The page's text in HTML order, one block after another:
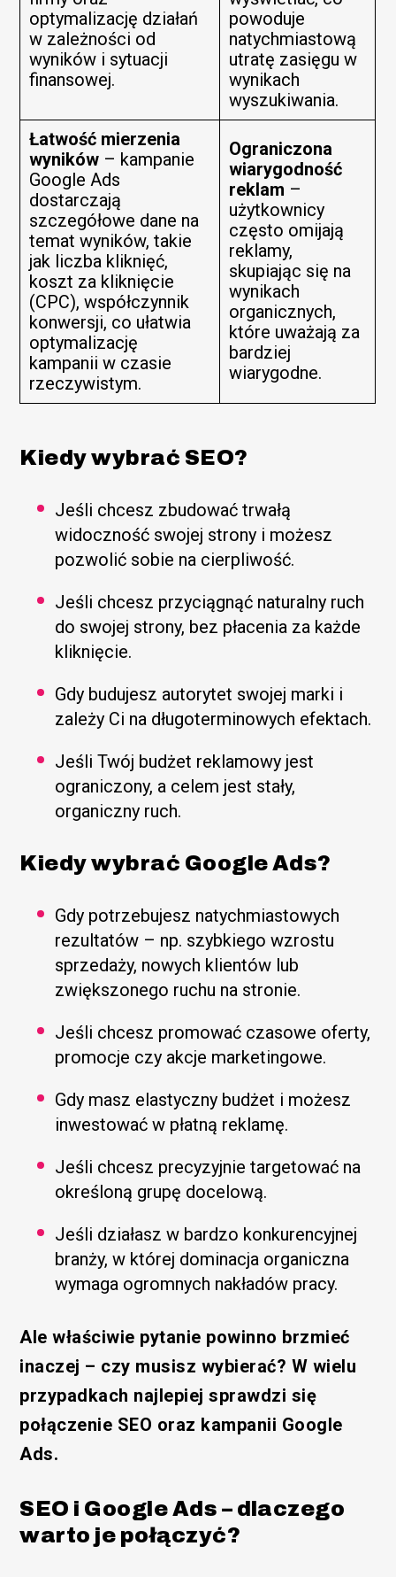
optymalizację działań
w zależności od
wyników i sytuacji
finansowej.
powoduje
natychmiastową
utratę zasięgu w
wynikach
wyszukiwania.
Łatwość mierzenia
wyników – kampanie
Google Ads
dostarczają
szczegółowe dane na
temat wyników, takie
jak liczba kliknięć,
koszt za kliknięcie
(CPC), współczynnik
konwersji, co ułatwia
optymalizację
kampanii w czasie
rzeczywistym.
Ograniczona
wiarygodność
reklam –
użytkownicy
często omijają
reklamy,
skupiając się na
wynikach
organicznych,
które uważają za
bardziej
wiarygodne.
Kiedy wybrać SEO?
Jeśli chcesz zbudować trwałą
widoczność swojej strony i możesz
pozwolić sobie na cierpliwość.
Jeśli chcesz przyciągnąć naturalny ruch
do swojej strony, bez płacenia za każde
kliknięcie.
Gdy budujesz autorytet swojej marki i
zależy Ci na długoterminowych efektach.
Jeśli Twój budżet reklamowy jest
ograniczony, a celem jest stały,
organiczny ruch.
Kiedy wybrać Google Ads?
Gdy potrzebujesz natychmiastowych
rezultatów – np. szybkiego wzrostu
sprzedaży, nowych klientów lub
zwiększonego ruchu na stronie.
Jeśli chcesz promować czasowe oferty,
promocje czy akcje marketingowe.
Gdy masz elastyczny budżet i możesz
inwestować w płatną reklamę.
Jeśli chcesz precyzyjnie targetować na
określoną grupę docelową.
Jeśli działasz w bardzo konkurencyjnej
branży, w której dominacja organiczna
wymaga ogromnych nakładów pracy.
Ale właściwie pytanie powinno brzmieć
inaczej – czy musisz wybierać? W wielu
przypadkach najlepiej sprawdzi się
połączenie SEO oraz kampanii Google
Ads.
SEO i Google Ads – dlaczego
warto je połączyć?